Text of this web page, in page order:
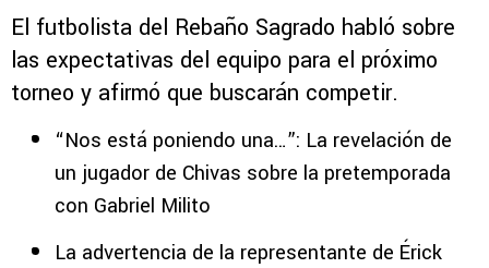
El futbolista del Rebaño Sagrado habló sobre
las expectativas del equipo para el próximo
torneo y afirmó que buscarán competir.
“Nos está poniendo una…”: La revelación de
un jugador de Chivas sobre la pretemporada
con Gabriel Milito
La advertencia de la representante de Érick